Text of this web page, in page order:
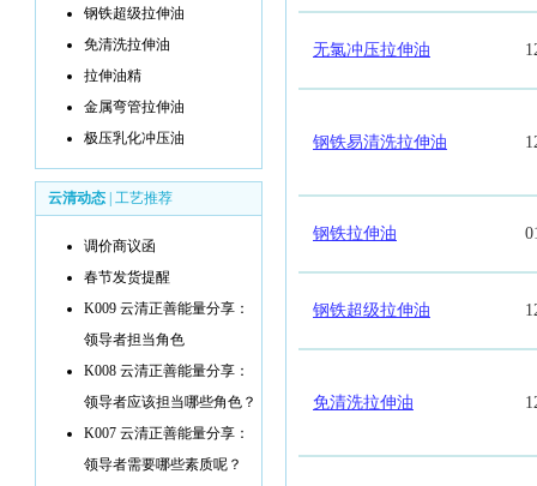
钢铁超级拉伸油
免清洗拉伸油
拉伸油精
金属弯管拉伸油
极压乳化冲压油
云清动态 工艺推荐
调价商议函
春节发货提醒
K009 云清正善能量分享：
领导者担当角色
K008 云清正善能量分享：
领导者应该担当哪些角色？
K007 云清正善能量分享：
领导者需要哪些素质呢？
无氯冲压拉伸油
钢铁易清洗拉伸油
钢铁拉伸油
钢铁超级拉伸油
免清洗拉伸油